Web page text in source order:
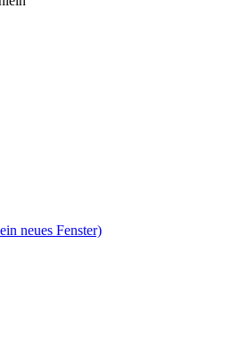
neues Fenster)